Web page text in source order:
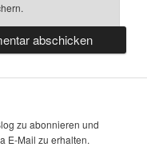
zu abonnieren und
E-Mail zu erhalten.